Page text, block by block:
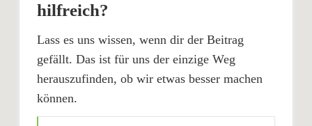
hilfreich?
Lass es uns wissen, wenn dir der Beitrag
gefällt. Das ist für uns der einzige Weg
herauszufinden, ob wir etwas besser machen
können.